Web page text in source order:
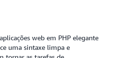
web em PHP elegante
uma sintaxe limpa e